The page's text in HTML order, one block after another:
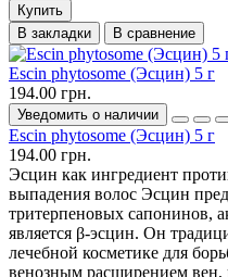
Купить
В закладки
В сравнение
Escin phytosome (Эсцин) 5 г
194.00 грн.
Уведомить о наличии
Escin phytosome (Эсцин) 5 г
194.00 грн.
Эсцин как ингредиент
выпадения волос Эсцин
тритерпеновых сапонинов,
является β-эсцин. Он
лечебной косметике для
венозным расширением